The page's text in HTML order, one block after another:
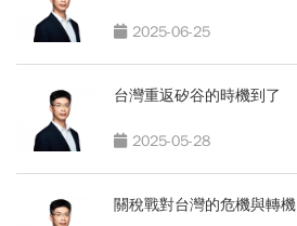
2025-06-25
台灣重返矽谷的時機到了
2025-05-28
關稅戰對台灣的危機與轉機